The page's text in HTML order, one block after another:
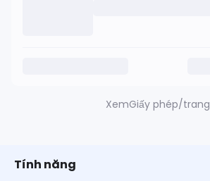
XemGiấy phép/trang
Tính năng